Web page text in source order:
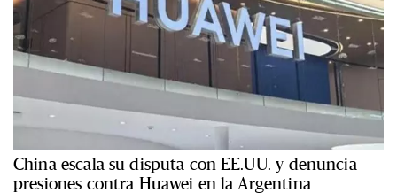
China escala su disputa con EE.UU. y denuncia
presiones contra Huawei en la Argentina